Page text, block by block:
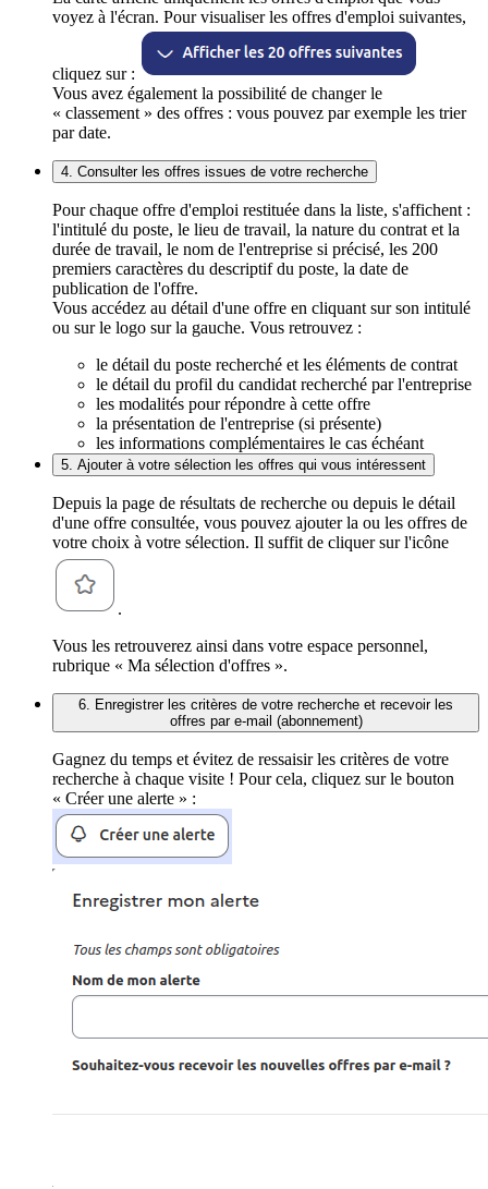
voyez à l'écran. Pour visualiser les offres d'emploi suivantes,
cliquez sur :
Vous avez également la possibilité de changer le
« classement » des offres : vous pouvez par exemple les trier
par date.
4. Consulter les offres issues de votre recherche
Pour chaque offre d'emploi restituée dans la liste, s'affichent :
l'intitulé du poste, le lieu de travail, la nature du contrat et la
durée de travail, le nom de l'entreprise si précisé, les 200
premiers caractères du descriptif du poste, la date de
publication de l'offre.
Vous accédez au détail d'une offre en cliquant sur son intitulé
ou sur le logo sur la gauche. Vous retrouvez :
le détail du poste recherché et les éléments de contrat
le détail du profil du candidat recherché par l'entreprise
les modalités pour répondre à cette offre
la présentation de l'entreprise (si présente)
les informations complémentaires le cas échéant
5. Ajouter à votre sélection les offres qui vous intéressent
Depuis la page de résultats de recherche ou depuis le détail
d'une offre consultée, vous pouvez ajouter la ou les offres de
votre choix à votre sélection. Il suffit de cliquer sur l'icône
.
Vous les retrouverez ainsi dans votre espace personnel,
rubrique « Ma sélection d'offres ».
6. Enregistrer les critères de votre recherche et recevoir les
offres par e-mail (abonnement)
Gagnez du temps et évitez de ressaisir les critères de votre
recherche à chaque visite ! Pour cela, cliquez sur le bouton
« Créer une alerte » :